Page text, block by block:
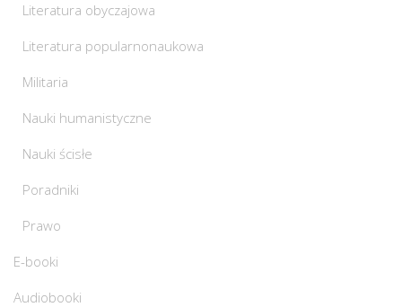
Literatura obyczajowa
Literatura popularnonaukowa
Militaria
Nauki humanistyczne
Nauki ścisłe
Poradniki
Prawo
E-booki
Audiobooki